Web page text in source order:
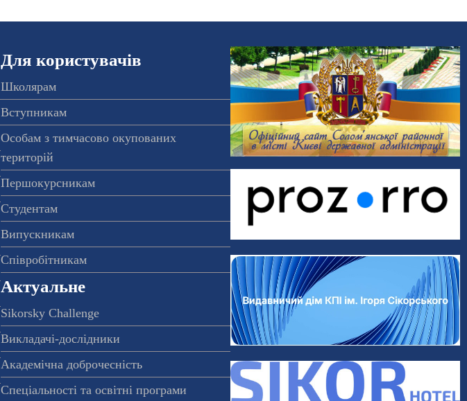
Для користувачів
Школярам
Вступникам
Особам з тимчасово окупованих
територій
Першокурсникам
Студентам
Випускникам
Співробітникам
Актуальне
Sikorsky Challenge
Викладачі-дослідники
Академічна доброчесність
Спеціальності та освітні програми